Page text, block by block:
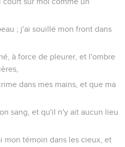
; j'ai souillé mon front dans
à force de pleurer, et l'ombre
dans mes mains, et que ma
sang, et qu'il n'y ait aucun lieu
mon témoin dans les cieux, et